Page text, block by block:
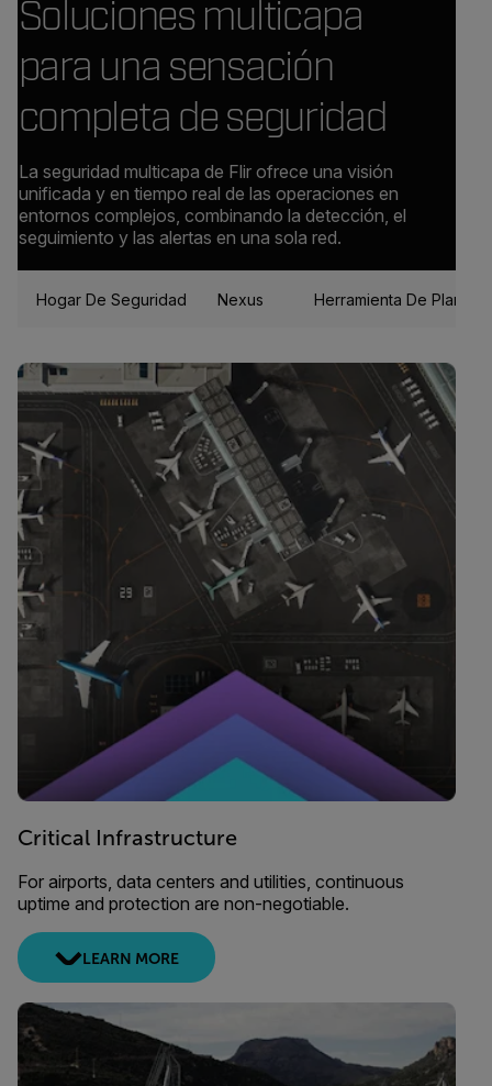
Soluciones multicapa
para una sensación
completa de seguridad
La seguridad multicapa de Flir ofrece una visión
unificada y en tiempo real de las operaciones en
entornos complejos, combinando la detección, el
seguimiento y las alertas en una sola red.
Hogar De Seguridad Nexus Herramienta De
Critical Infrastructure
For airports, data centers and utilities, continuous
uptime and protection are non-negotiable.
LEARN MORE